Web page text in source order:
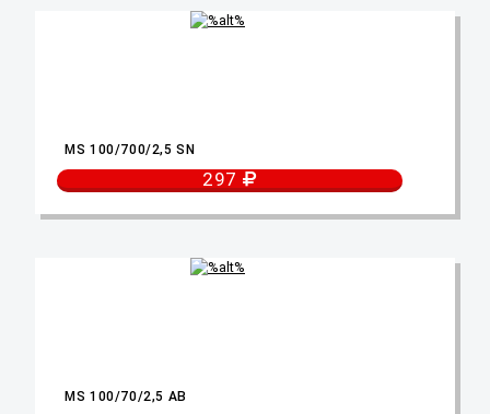
MS 100/700/2,5 SN
297
MS 100/70/2,5 AB